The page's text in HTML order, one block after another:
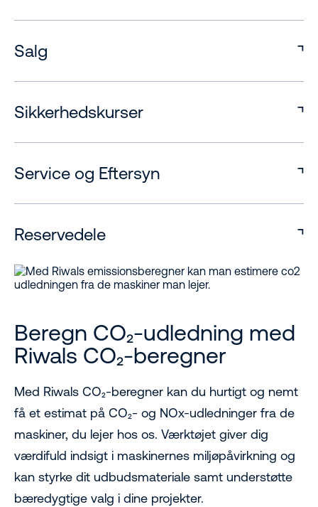
Salg
Sikkerhedskurser
Service og Eftersyn
Reservedele
Beregn CO₂-udledning med
Riwals CO₂-beregner
Med Riwals CO₂-beregner kan du hurtigt og nemt
få et estimat på CO₂- og NOx-udledninger fra de
maskiner, du lejer hos os. Værktøjet giver dig
værdifuld indsigt i maskinernes miljøpåvirkning og
kan styrke dit udbudsmateriale samt understøtte
bæredygtige valg i dine projekter.